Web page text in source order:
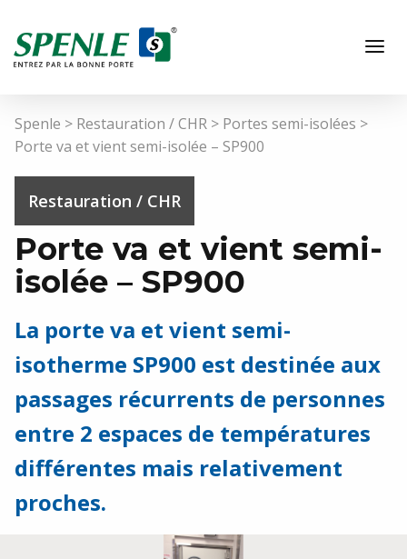
FR
Hôpitaux / Laboratoires
Agroalimentaire
Restauration / CHR
Industrie / Logistique
Spenle > Restauration / CHR > Portes semi-isolées >
Porte va et vient semi-isolée – SP900
Restauration / CHR
Porte va et vient semi-
isolée – SP900
La porte va et vient semi-
isotherme SP900 est destinée aux
passages récurrents de personnes
entre 2 espaces de températures
différentes mais relativement
proches.